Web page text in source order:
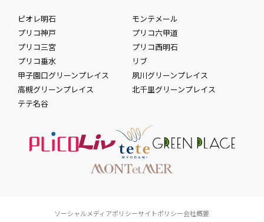
ピオレ明石
モンテメール
プリコ神戸
プリコ六甲道
プリコ三宮
プリコ西明石
プリコ垂水
リブ
甲子園口グリーンプレイス
夙川グリーンプレイス
高槻グリーンプレイス
北千里グリーンプレイス
テテ名谷
ソーシャルメディアポリシーサイトポリシー会社概要